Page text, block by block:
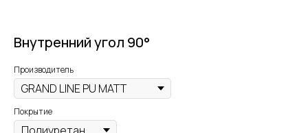
Внутренний угол 90°
Производитель
Покрытие